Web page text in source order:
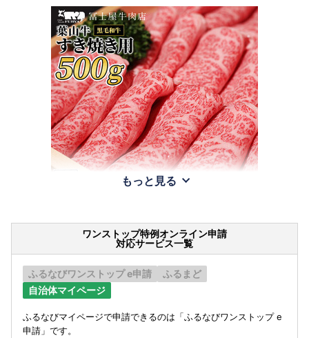
もっと見る
ワンストップ特例オンライン申請
対応サービス一覧
ふるなびワンストップ e申請
ふるまど
自治体マイページ
ふるなびマイページで申請できるのは「ふるなびワンストップ e
申請」です。